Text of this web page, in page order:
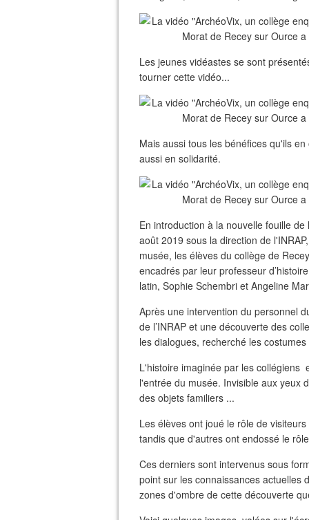
Les jeunes vidéastes se sont
tourner cette vidéo...
Mais aussi tous les bénéfices qu'ils
aussi en solidarité.
En introduction à la nouvelle fouille
août 2019 sous la direction de
musée, les élèves du collège de
encadrés par leur professeur
latin, Sophie Schembri et Angeline
Après une intervention du personnel
de l’INRAP et une découverte des
les dialogues, recherché les
L'histoire imaginée par les collégiens
l'entrée du musée. Invisible aux yeux
des objets familiers ...
Les élèves ont joué le rôle de
tandis que d'autres ont endossé le
Ces derniers sont intervenus sous
point sur les connaissances actuelles
zones d'ombre de cette découverte